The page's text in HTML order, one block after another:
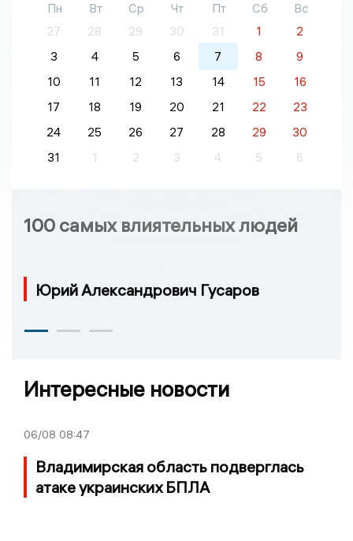
Пн Вт Ср Чт Пт Сб
Вс
27
28 29 30 31 1
2
3
4 5 6 7 8
9
10
11 12 13 14 15
16
17
18 19 20 21 22
23
24
25 26 27 28 29
30
31
1 2 3 4 5 6
100 самых влиятельных людей
Юрий Александрович Гусаров
Интересные новости
06/08 08:47
Владимирская область подверглась
атаке украинских БПЛА